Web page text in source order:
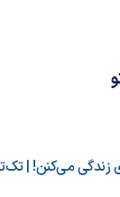
زندگی می‌کنن! |